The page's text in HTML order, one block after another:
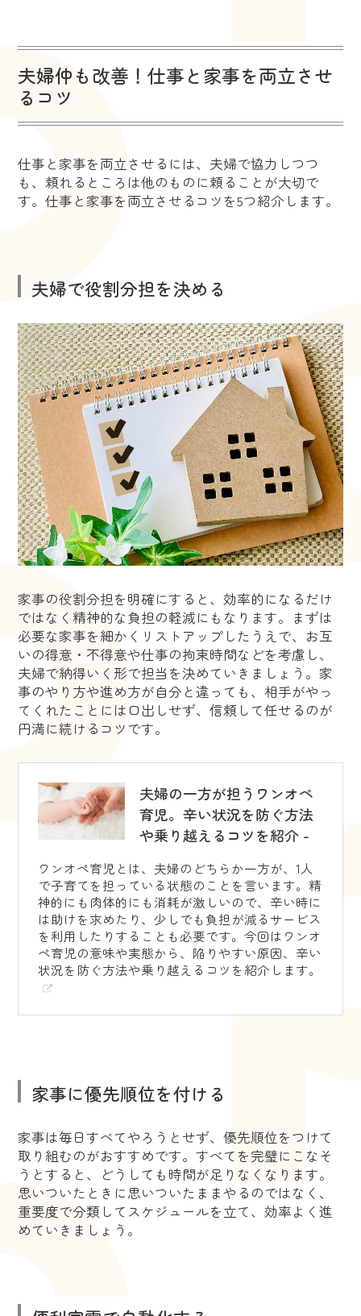
夫婦仲も改善！仕事と家事を両立させ
るコツ
仕事と家事を両立させるには、夫婦で協力しつつ
も、頼れるところは他のものに頼ることが大切で
す。仕事と家事を両立させるコツを5つ紹介します。
夫婦で役割分担を決める
家事の役割分担を明確にすると、効率的になるだけ
ではなく精神的な負担の軽減にもなります。まずは
必要な家事を細かくリストアップしたうえで、お互
いの得意・不得意や仕事の拘束時間などを考慮し、
夫婦で納得いく形で担当を決めていきましょう。家
事のやり方や進め方が自分と違っても、相手がやっ
てくれたことには口出しせず、信頼して任せるのが
円満に続けるコツです。
夫婦の一方が担うワンオペ
育児。辛い状況を防ぐ方法
や乗り越えるコツを紹介 -
ワンオペ育児とは、夫婦のどちらか一方が、1人
で子育てを担っている状態のことを言います。精
神的にも肉体的にも消耗が激しいので、辛い時に
は助けを求めたり、少しでも負担が減るサービス
を利用したりすることも必要です。今回はワンオ
ペ育児の意味や実態から、陥りやすい原因、辛い
状況を防ぐ方法や乗り越えるコツを紹介します。
家事に優先順位を付ける
家事は毎日すべてやろうとせず、優先順位をつけて
取り組むのがおすすめです。すべてを完璧にこなそ
うとすると、どうしても時間が足りなくなります。
思いついたときに思いついたままやるのではなく、
重要度で分類してスケジュールを立て、効率よく進
めていきましょう。